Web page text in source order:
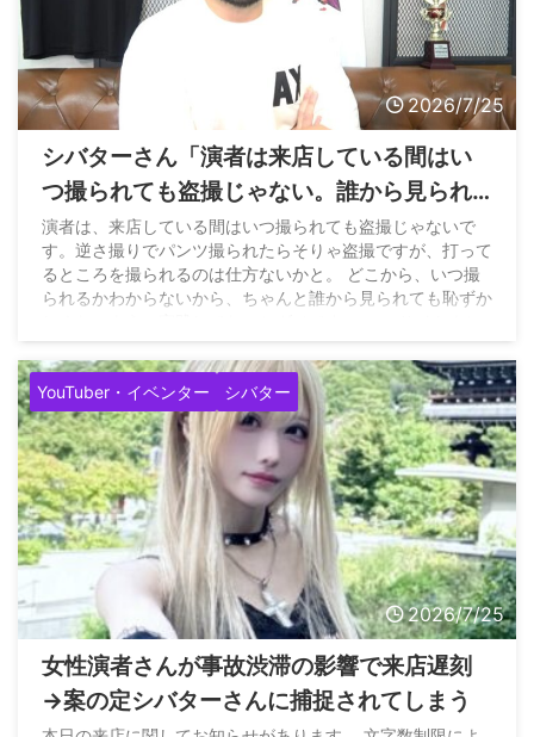
2026/7/25
シバターさん「演者は来店している間はい
つ撮られても盗撮じゃない。誰から見られ
ても恥ずかしくないように実戦してないと
ダメ」
演者は、来店している間はいつ撮られても盗撮じゃないで
す。逆さ撮りでパンツ撮られたらそりゃ盗撮ですが、打って
るところを撮られるのは仕方ないかと。 どこから、いつ撮
られるかわからないから、ちゃんと誰から見られても恥ずか
している間はいつ撮られても盗撮じゃないです。逆さ撮りで
パンツ撮られたらそりゃ盗撮ですが、打ってるところを撮ら
れるのは仕方ないかと。 どこから、いつ撮られる ...
YouTuber・イベンター シバター
2026/7/25
女性演者さんが事故渋滞の影響で来店遅刻
→案の定シバターさんに捕捉されてしまう